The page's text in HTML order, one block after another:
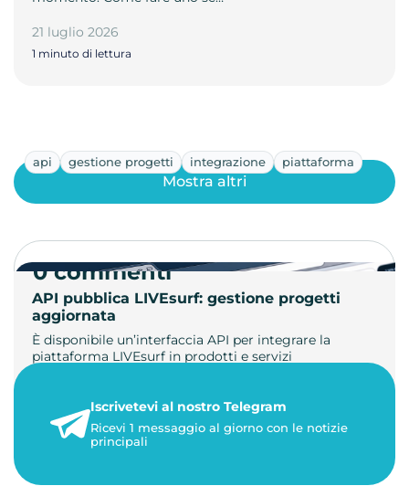
21 luglio 2026
1 minuto di lettura
api gestione progetti integrazione piattaforma
API pubblica LIVEsurf: gestione progetti
aggiornata
È disponibile un’interfaccia API per integrare la
piattaforma LIVEsurf in prodotti e servizi
23 maggio 2026
1 minuto di lettura
Mostra altri
0 commenti
Iscrivetevi al nostro Telegram
Ricevi 1 messaggio al giorno con le notizie
principali